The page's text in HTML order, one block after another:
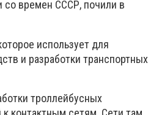
со времен СССР, почили в
использует для
и разработки транспортных
троллейбусных